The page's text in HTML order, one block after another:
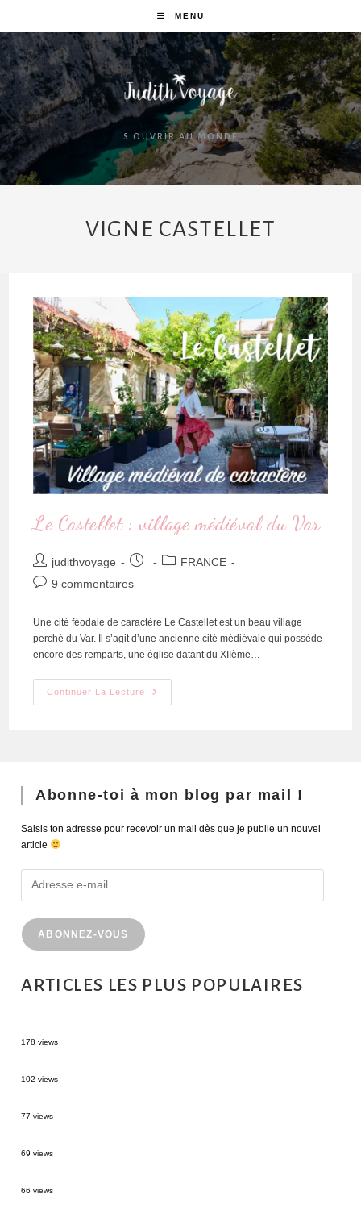
MENU
S'OUVRIR AU MONDE
VIGNE CASTELLET
Le Castellet : village médiéval du Var
judithvoyage
FRANCE
9 commentaires
Une cité féodale de caractère Le Castellet est un beau village
perché du Var. Il s’agit d’une ancienne cité médiévale qui possède
encore des remparts, une église datant du XIIème…
Continuer La Lecture
Abonne-toi à mon blog par mail !
Saisis ton adresse pour recevoir un mail dès que je publie un nouvel
article
ABONNEZ-VOUS
ARTICLES LES PLUS POPULAIRES
178 views
102 views
77 views
69 views
66 views